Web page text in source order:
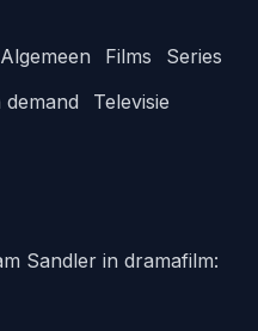
Algemeen Films
Series
demand
Televisie
Sandler in dramafilm: